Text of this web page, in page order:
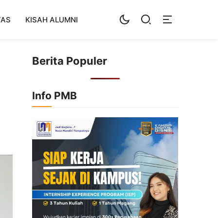
KISAH ALUMNI
Berita Populer
Info PMB